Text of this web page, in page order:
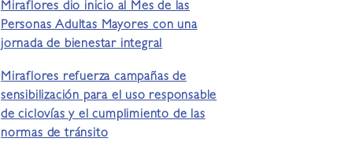
Miraflores dio inicio al Mes de las
Personas Adultas Mayores con una
jornada de bienestar integral
Miraflores refuerza campañas de
sensibilización para el uso responsable
de ciclovías y el cumplimiento de las
normas de tránsito